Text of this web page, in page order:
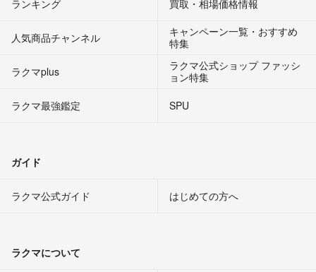
ランキング 買取・相場価格情報
人気商品チャンネル
キャンペーン一覧・おすすめ
特集
ラクマplus
ラクマ公式ショップ ファッシ
ョン特集
ラクマ最強鑑定
SPU
ガイド
ラクマ公式ガイド はじめての方へ
ラクマについて